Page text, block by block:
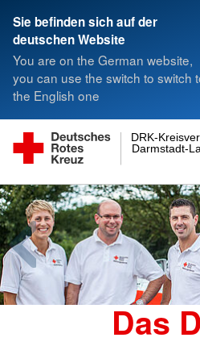
Sie befinden sich auf der
deutschen Website
You are on the German website,
you can use the switch to switch
the English one
Darmstadt-
DRK-
Das